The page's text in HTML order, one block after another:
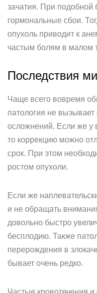
зачатия. При подобной
гормональные сбои.
опухоль приводит к
частым болям в малом
Последствия
Чаще всего вовремя
патология не вызывает
осложнений. Если же у
то коррекцию можно
срок. При этом
ростом опухоли.
Если же
и не обращать
довольно быстро
бесплодию. Также
перерождения в
бывает очень редко.